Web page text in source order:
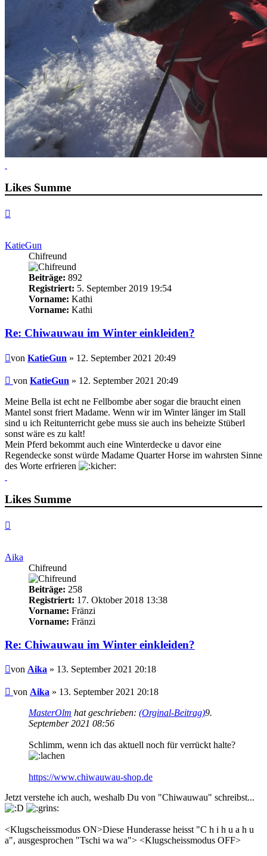
Likes Summe
KatieGun
Chifreund
Beiträge: 892
Registriert: 5. September 2019 19:54
Vorname: Kathi
Vorname: Kathi
Re: Chiwauwau im Winter einkleiden?
Beitrag
von KatieGun » 12. September 2021 20:49
Beitrag
von KatieGun » 12. September 2021 20:49
Meine Bella ist echt ne Fellbombe aber sogar die braucht einen
Mantel sonst friert Madame. Wenn wir im Winter länger im Stall
sind u ich Reitunterricht gebe muss sie auch ins beheizte Stüberl
sonst wäre es zu kalt!
Mein Pferd bekommt auch eine Winterdecke u davor eine
Regendecke sonst würde Madame Quarter Horse im wahrsten Sinne
des Worte erfrieren
Likes Summe
Aika
Chifreund
Beiträge: 258
Registriert: 17. Oktober 2018 13:38
Vorname: Fränzi
Vorname: Fränzi
Re: Chiwauwau im Winter einkleiden?
Beitrag
von Aika » 13. September 2021 20:18
Beitrag
von Aika » 13. September 2021 20:18
MasterOlm hat geschrieben: (Orginal-Beitrag)9.
September 2021 08:56
Schlimm, wenn ich das aktuell noch für verrückt halte?
https://www.chiwauwau-shop.de
Jetzt verstehe ich auch, weshalb Du von "Chiwauwau" schreibst...
<Klugscheissmodus ON>Diese Hunderasse heisst "C h i h u a h u
a", ausgesprochen "Tschi wa wa"> <Klugscheissmodus OFF>